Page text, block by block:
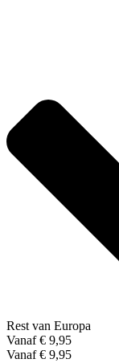
Rest van Europa
Vanaf € 9,95
Vanaf € 9,95